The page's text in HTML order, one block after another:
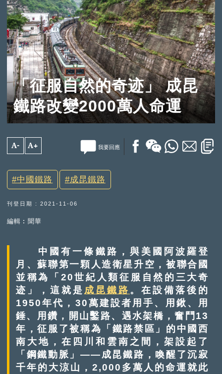
「征服自然的奇迹」 成昆
鐵路改變2000萬人命運
A- A+ 我要回應
中國鐵路 成昆鐵路
刊登日期 : 2021-11-06
編輯︰聞華
中國有一條鐵路，與美國阿波羅登
月、蘇聯第一顆人造衛星升空，被聯合國
並稱為「20世紀人類征服自然的三大奇
迹」，這就是 成昆鐵路 。在設備落後的
1950年代，30萬建設者用手、用鍬、用
錘、用鑽，開山鑿路、遇水架橋，奮鬥13
年，征服了被稱為「鐵路禁區」的中國西
南大地，在四川和雲南之間，架設起了
「鋼鐵動脈」——成昆鐵路，喚醒了沉寂
千年的大涼山，2,000多萬人的命運就此